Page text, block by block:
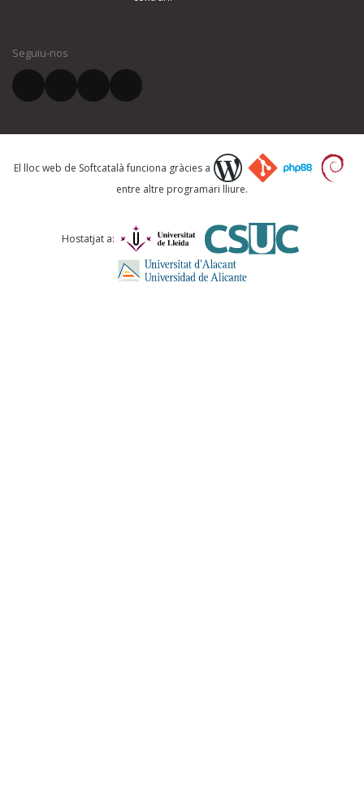
El vostre correu electrònic *
Què proposeu?
Comentari *
Seguiu-nos
El lloc web de Softcatalà funciona gràcies a
entre altre programari lliure.
Hostatjat a: